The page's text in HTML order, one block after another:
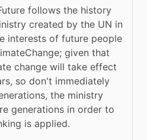
follows the history
created by the UN in
interests of future people
given that
change will take effect
so don't immediately
the ministry
generations in order to
is applied.